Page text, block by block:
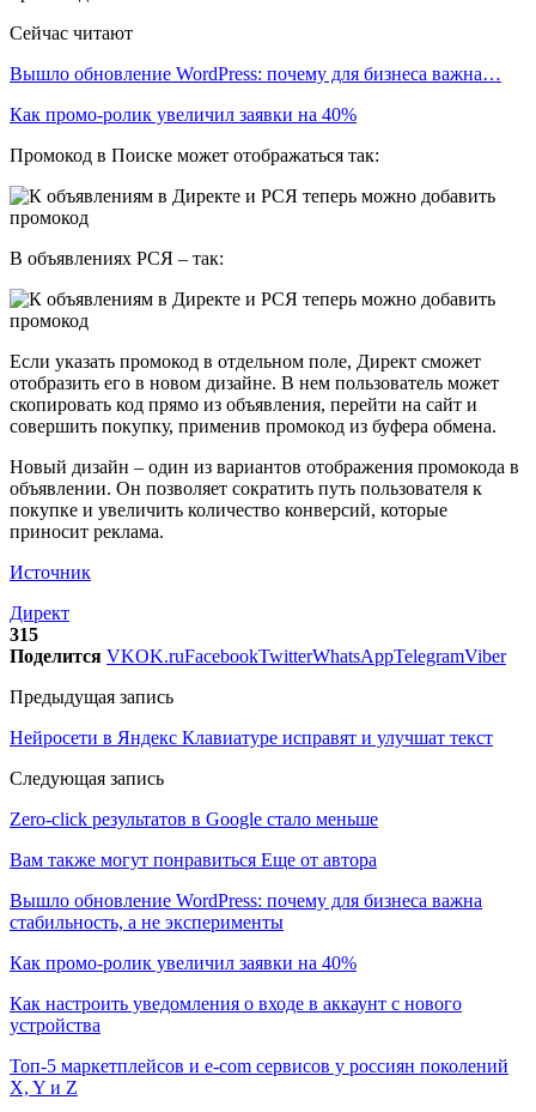
Сейчас читают
Вышло обновление WordPress: почему для бизнеса важна…
Как промо-ролик увеличил заявки на 40%
Промокод в Поиске может отображаться так:
В объявлениях РСЯ – так:
Если указать промокод в отдельном поле, Директ сможет
отобразить его в новом дизайне. В нем пользователь может
скопировать код прямо из объявления, перейти на сайт и
совершить покупку, применив промокод из буфера обмена.
Новый дизайн – один из вариантов отображения промокода в
объявлении. Он позволяет сократить путь пользователя к
покупке и увеличить количество конверсий, которые
приносит реклама.
Источник
Директ
315
Поделится VKOK.ruFacebookTwitterWhatsAppTelegramViber
Предыдущая запись
Нейросети в Яндекс Клавиатуре исправят и улучшат текст
Следующая запись
Zero-click результатов в Google стало меньше
Вам также могут понравиться Еще от автора
Вышло обновление WordPress: почему для бизнеса важна
стабильность, а не эксперименты
Как промо-ролик увеличил заявки на 40%
Как настроить уведомления о входе в аккаунт с нового
устройства
Топ-5 маркетплейсов и e-com сервисов у россиян поколений
X, Y и Z